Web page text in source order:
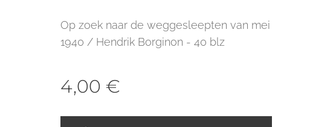
Op zoek naar de weggesleepten van mei
1940 / Hendrik Borginon - 40 blz
4,00 €